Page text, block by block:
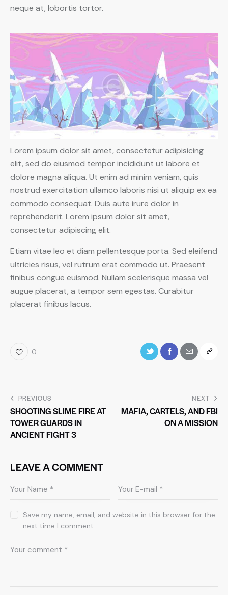
neque at, lobortis tortor.
Lorem ipsum dolor sit amet, consectetur adipisicing
elit, sed do eiusmod tempor incididunt ut labore et
dolore magna aliqua. Ut enim ad minim veniam, quis
nostrud exercitation ullamco laboris nisi ut aliquip ex ea
commodo consequat. Duis aute irure dolor in
reprehenderit. Lorem ipsum dolor sit amet,
consectetur adipiscing elit.
Etiam vitae leo et diam pellentesque porta. Sed eleifend
ultricies risus, vel rutrum erat commodo ut. Praesent
finibus congue euismod. Nullam scelerisque massa vel
augue placerat, a tempor sem egestas. Curabitur
placerat finibus lacus.
0
PREVIOUS
SHOOTING SLIME FIRE AT
TOWER GUARDS IN
ANCIENT FIGHT 3
NEXT
MAFIA, CARTELS, AND FBI
ON A MISSION
LEAVE A COMMENT
Save my name, email, and website in this browser for the
next time I comment.